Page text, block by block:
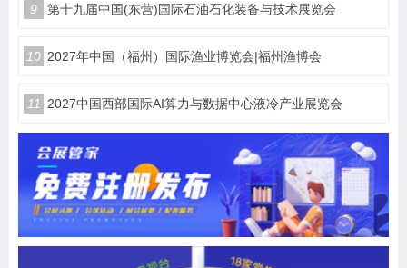
9 第十九届中国(东营)国际石油石化装备与技术展览会
10 2027年中国（福州）国际渔业博览会|福州渔博会
11 2027中国西部国际AI算力与数据中心液冷产业展览会